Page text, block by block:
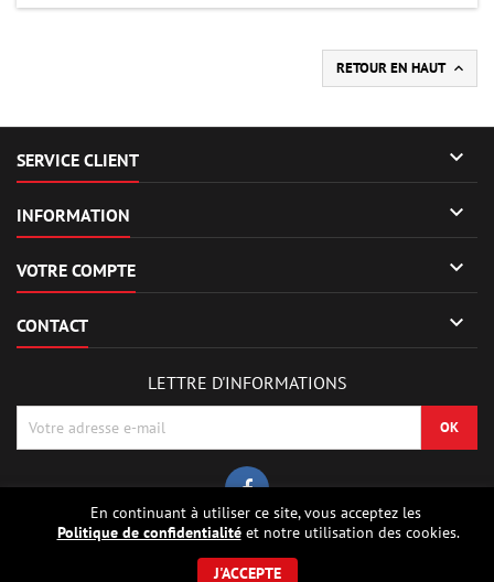
RETOUR EN HAUT 
SERVICE CLIENT 
INFORMATION 
VOTRE COMPTE 
CONTACT 
En continuant à utiliser ce site, vous acceptez les
Politique de confidentialitéet notre utilisation des cookies.
J'ACCEPTE
LETTRE D'INFORMATIONS
© Copyright 2026 Sierrafox Hobbies - Model rocket shop, high power
rocketry, rocket motors, rocket electronics and building parts.. Tous droits